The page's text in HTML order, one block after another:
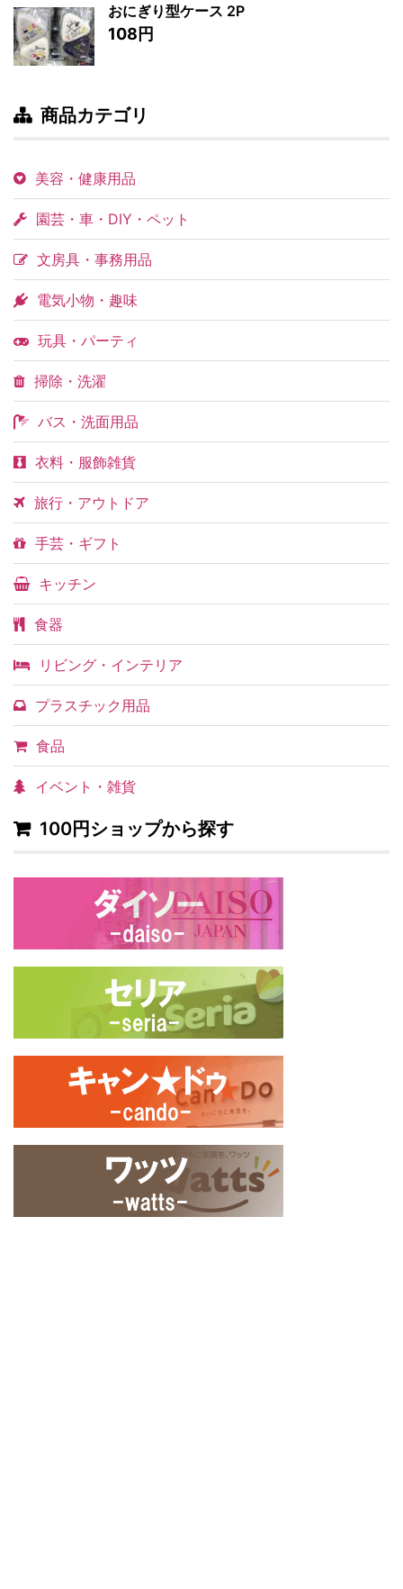
おにぎり型ケース 2P
108円
商品カテゴリ
美容・健康用品
園芸・車・DIY・ペット
文房具・事務用品
電気小物・趣味
玩具・パーティ
掃除・洗濯
バス・洗面用品
衣料・服飾雑貨
旅行・アウトドア
手芸・ギフト
キッチン
食器
リビング・インテリア
プラスチック用品
食品
イベント・雑貨
100円ショップから探す